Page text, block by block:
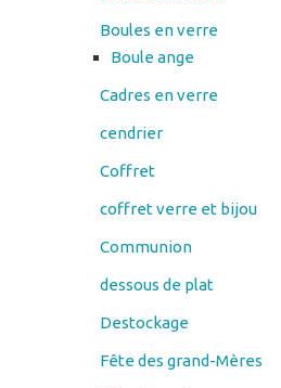
Boules en verre
Boule ange
Cadres en verre
cendrier
Coffret
coffret verre et bijou
Communion
dessous de plat
Destockage
Fête des grand-Mères